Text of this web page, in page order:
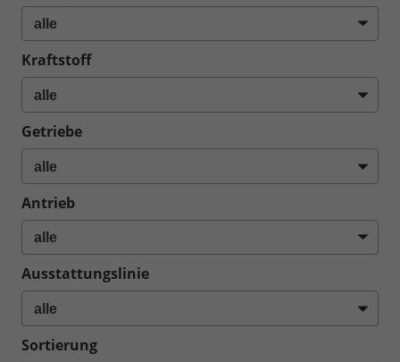
Kraftstoff
Getriebe
Antrieb
Ausstattungslinie
Sortierung